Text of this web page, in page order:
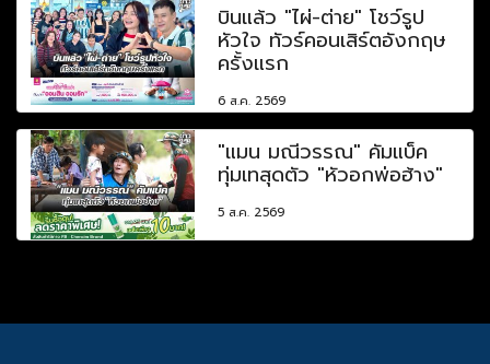
บินแล้ว "ไผ่-ต่าย" โชว์รูป
หัวใจ ทัวร์คอนเสิร์ตอังกฤษ
ครั้งแรก
6 ส.ค. 2569
"แมน มณีวรรณ" คัมแบ็ค
ทุ่มเทสุดตัว "หัวอกพ่อฮ้าง"
5 ส.ค. 2569